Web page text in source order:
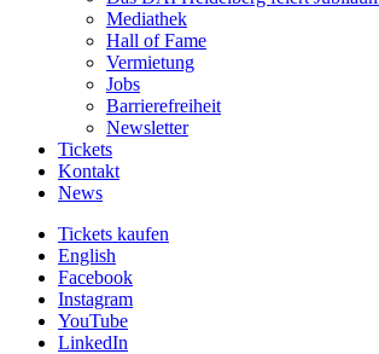
Mediathek
Hall of Fame
Vermietung
Jobs
Barrierefreiheit
Newsletter
Tickets
Kontakt
News
Tickets kaufen
English
Facebook
Instagram
YouTube
LinkedIn